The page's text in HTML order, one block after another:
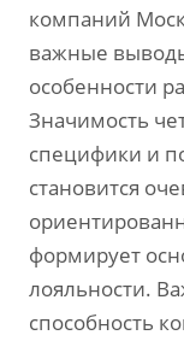
компаний
важные
особенности
Значимость
специфики и
становится
формирует
лояльности.
способность